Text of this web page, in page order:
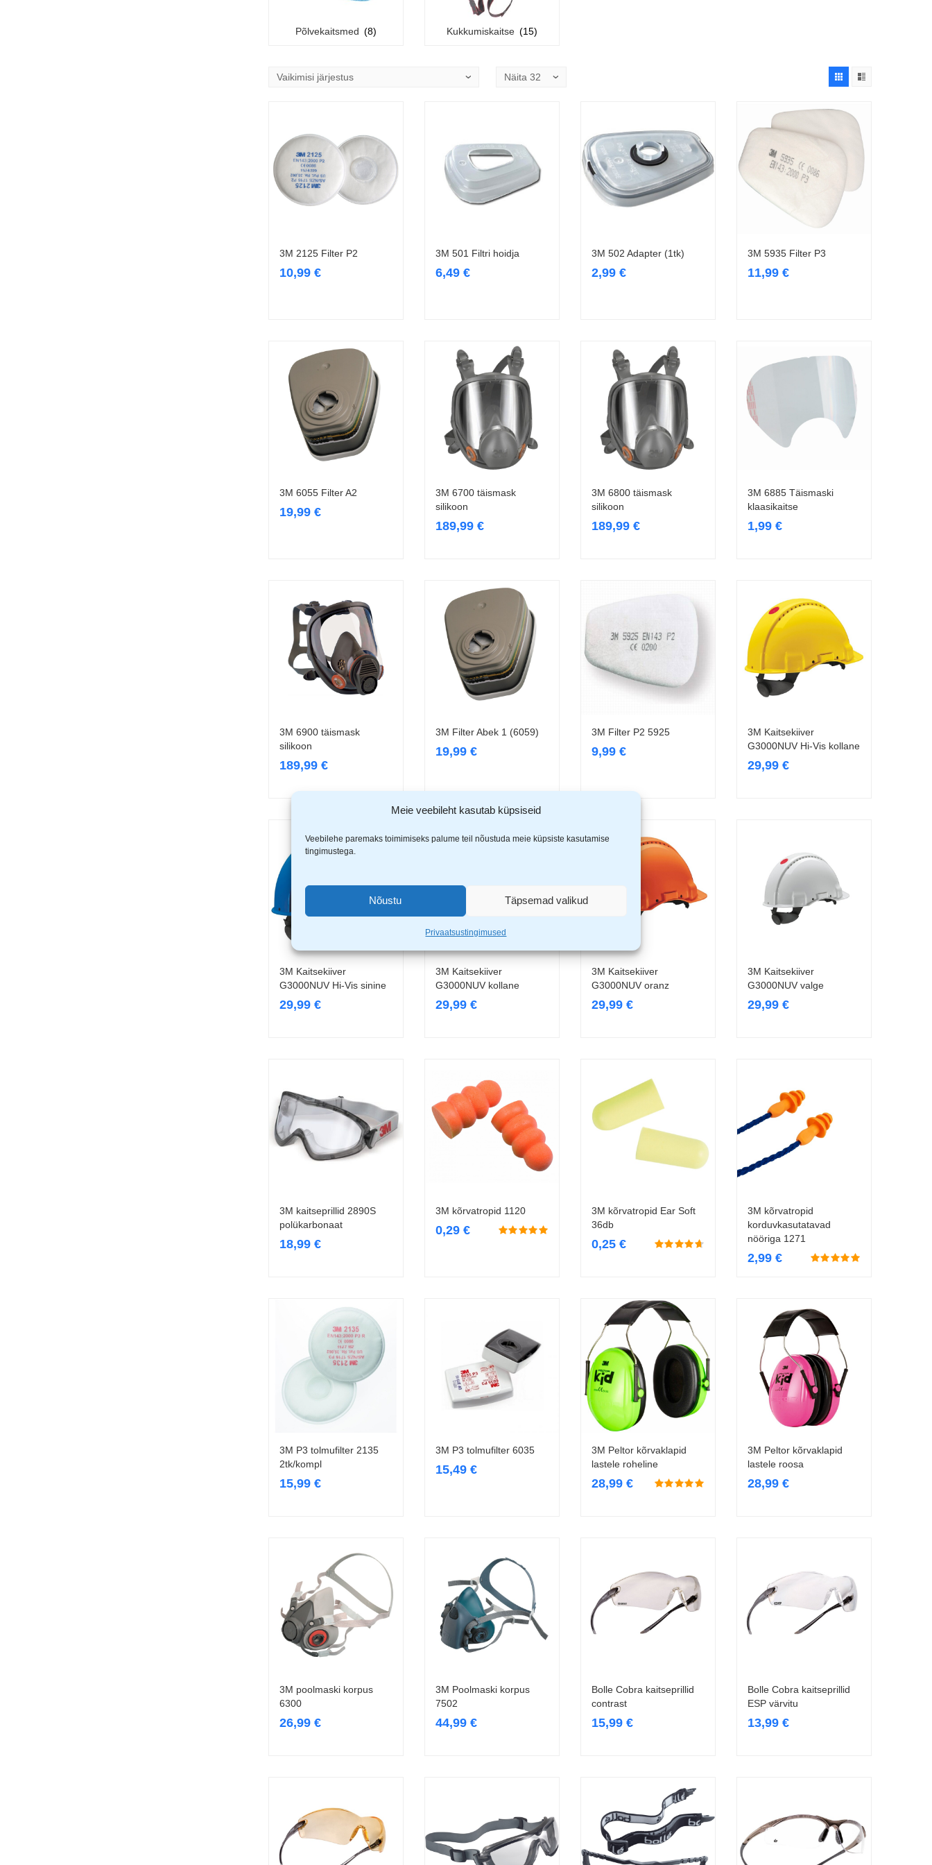
Meie veebileht kasutab küpsiseid
Veebilehe paremaks toimimiseks palume teil nõustuda meie küpsiste kasutamise
tingimustega.
Nõustu Täpsemad valikud
Privaatsustingimused
Põlvekaitsmed (8) Kukkumiskaitse (15)
Lisa korvi
3M 2125 Filter P2
10,99 €
Lisa korvi
3M 501 Filtri hoidja
6,49 €
Lisa korvi
3M 502 Adapter (1tk)
2,99 €
Loe edasi
3M 5935 Filter P3
11,99 €
Lisa korvi
3M 6055 Filter A2
19,99 €
Vali
3M 6700 täismask
silikoon
189,99 €
Vali
3M 6800 täismask
silikoon
189,99 €
Lisa korvi
3M 6885 Täismaski
klaasikaitse
1,99 €
Vali
3M 6900 täismask
silikoon
189,99 €
Lisa korvi
3M Filter Abek 1 (6059)
19,99 €
Lisa korvi
3M Filter P2 5925
9,99 €
Lisa korvi
3M Kaitsekiiver
G3000NUV Hi-Vis kollane
29,99 €
Lisa korvi
3M Kaitsekiiver
G3000NUV Hi-Vis sinine
29,99 €
Lisa korvi
3M Kaitsekiiver
G3000NUV kollane
29,99 €
Lisa korvi
3M Kaitsekiiver
G3000NUV oranz
29,99 €
Loe edasi
3M Kaitsekiiver
G3000NUV valge
29,99 €
Lisa korvi
3M kaitseprillid 2890S
polükarbonaat
18,99 €
Loe edasi
3M kõrvatropid 1120
0,29 €
Loe edasi
3M kõrvatropid Ear Soft
36db
0,25 €
Lisa korvi
3M kõrvatropid
korduvkasutatavad
nööriga 1271
2,99 €
Loe edasi
3M P3 tolmufilter 2135
2tk/kompl
15,99 €
Lisa korvi
3M P3 tolmufilter 6035
15,49 €
Lisa korvi
3M Peltor kõrvaklapid
lastele roheline
28,99 €
Lisa korvi
3M Peltor kõrvaklapid
lastele roosa
28,99 €
Vali
3M poolmaski korpus
6300
26,99 €
Vali
3M Poolmaski korpus
7502
44,99 €
Loe edasi
Bolle Cobra kaitseprillid
contrast
15,99 €
Loe edasi
Bolle Cobra kaitseprillid
ESP värvitu
13,99 €